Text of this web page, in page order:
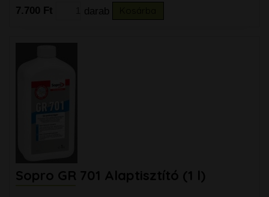
7.700 Ft darab
Sopro GR 701 Alaptisztító (1 l)